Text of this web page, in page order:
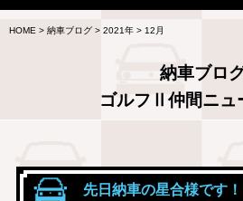
HOME > 納車ブログ > 2021年 > 12月
納車ブロ
ゴルフⅡ仲間ニュ
先日納車の星合様です！